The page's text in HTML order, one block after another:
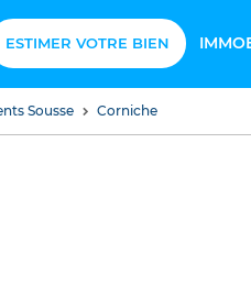
ESTIMER VOTRE BIEN
Sousse Corniche